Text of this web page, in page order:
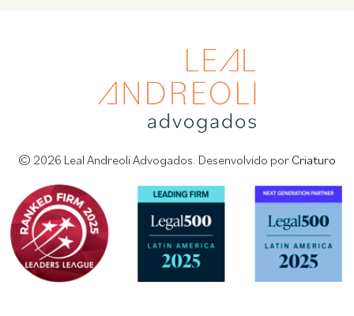
© 2026 Leal Andreoli Advogados. Desenvolvido por Criaturo